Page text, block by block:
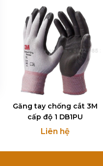
Găng tay chống cắt 3M
cấp độ 1 DB1PU
Liên hệ